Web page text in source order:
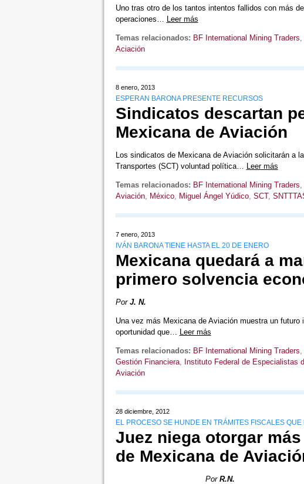
Uno tras otro de los tantos intentos fallidos con más
operaciones… Leer más
Temas relacionados: BF International Mining Traders,
Aciación
8 enero, 2013
ESPERAN BARONA PRESENTE RECURSOS
Sindicatos descartan
Mexicana de Aviación
Los sindicatos de Mexicana de Aviación solicitarán a
Transportes (SCT) voluntad política… Leer más
Temas relacionados: BF International Mining Traders,
Aviación, México, Miguel Ángel Yúdico, SCT,
7 enero, 2013
IVÁN BARONA TIENE HASTA EL 20 DE ENERO
Mexicana quedará a
primero solvencia
Por J. N.
Una vez más Mexicana de Aviación muestra un
oportunidad que… Leer más
Temas relacionados: BF International Mining Traders,
Gestión Financiera, Instituto Federal de Especialistas
Aviación
28 diciembre, 2012
EL PROCESO SE HUNDE EN TRÁMITES FISCALES
Juez niega otorgar
de Mexicana de
Por R.N.